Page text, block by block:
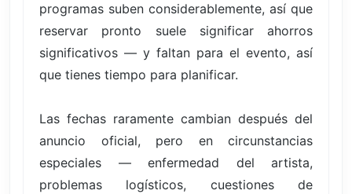
programas suben considerablemente, así que
reservar pronto suele significar ahorros
significativos — y faltan para el evento, así
que tienes tiempo para planificar.
Las fechas raramente cambian después del
anuncio oficial, pero en circunstancias
especiales — enfermedad del artista,
problemas logísticos, cuestiones de